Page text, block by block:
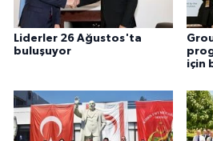
Liderler 26 Ağustos'ta
buluşuyor
için